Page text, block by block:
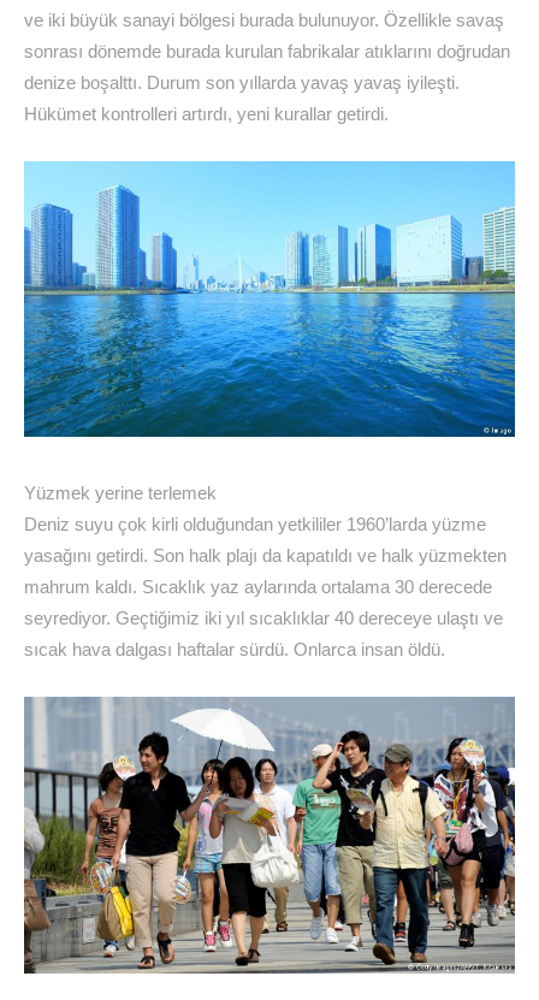
ve iki büyük sanayi bölgesi burada bulunuyor. Özellikle savaş
sonrası dönemde burada kurulan fabrikalar atıklarını doğrudan
denize boşalttı. Durum son yıllarda yavaş yavaş iyileşti.
Hükümet kontrolleri artırdı, yeni kurallar getirdi.
Yüzmek yerine terlemek
Deniz suyu çok kirli olduğundan yetkililer 1960’larda yüzme
yasağını getirdi. Son halk plajı da kapatıldı ve halk yüzmekten
mahrum kaldı. Sıcaklık yaz aylarında ortalama 30 derecede
seyrediyor. Geçtiğimiz iki yıl sıcaklıklar 40 dereceye ulaştı ve
sıcak hava dalgası haftalar sürdü. Onlarca insan öldü.